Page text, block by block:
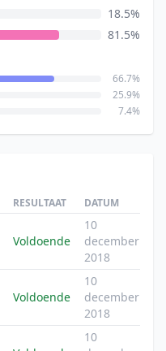
18.5%
81.5%
66.7%
25.9%
7.4%
RESULTAAT DATUM
Voldoende
10
december
2018
Voldoende
10
december
2018
10